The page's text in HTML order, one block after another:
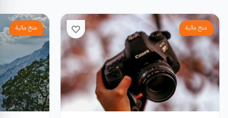
منح مالية منح مالية